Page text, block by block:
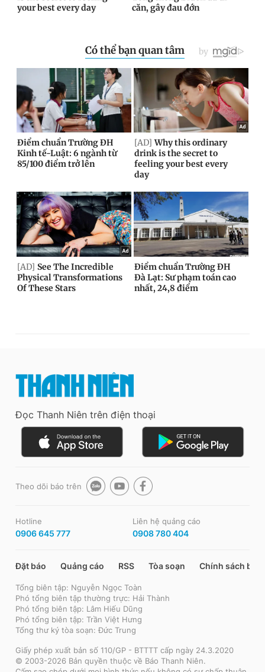
Đọc Thanh Niên trên điện thoại
Theo dõi báo trên
Hotline
0906 645 777
Liên hệ quảng cáo
0908 780 404
Đặt báo Quảng cáo RSS Tòa soạn Chính sách bảo
Tổng biên tập: Nguyễn Ngọc Toàn
Phó tổng biên tập thường trực: Hải Thành
Phó tổng biên tập: Lâm Hiếu Dũng
Phó tổng biên tập: Trần Việt Hưng
Tổng thư ký tòa soạn: Đức Trung
Giấy phép xuất bản số 110/GP - BTTTT cấp ngày 24.3.2020
© 2003-2026 Bản quyền thuộc về Báo Thanh Niên.